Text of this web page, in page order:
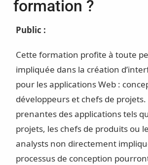
formation ?
Public :
Cette formation profite à toute
impliquée dans la création
pour les applications Web :
développeurs et chefs de
prenantes des applications tels
projets, les chefs de produits ou
analysts non directement
processus de conception